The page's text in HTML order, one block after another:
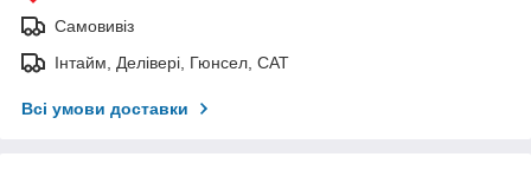
Самовивіз
Інтайм, Делівері, Гюнсел, САТ
Всі умови доставки